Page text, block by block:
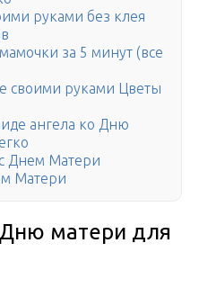
руками без клея
за 5 минут (все
своими руками Цветы
ангела ко Дню
Днем Матери
Матери
матери для